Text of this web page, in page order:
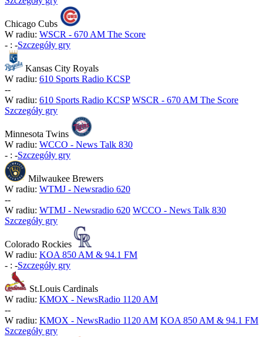
Chicago Cubs
W radiu: WSCR - 670 AM The Score
- : -Szczegóły gry
Kansas City Royals
W radiu: 610 Sports Radio KCSP
--
W radiu: 610 Sports Radio KCSP WSCR - 670 AM The Score
Szczegóły gry
Minnesota Twins
W radiu: WCCO - News Talk 830
- : -Szczegóły gry
Milwaukee Brewers
W radiu: WTMJ - Newsradio 620
--
W radiu: WTMJ - Newsradio 620 WCCO - News Talk 830
Szczegóły gry
Colorado Rockies
W radiu: KOA 850 AM & 94.1 FM
- : -Szczegóły gry
St.Louis Cardinals
W radiu: KMOX - NewsRadio 1120 AM
--
W radiu: KMOX - NewsRadio 1120 AM KOA 850 AM & 94.1 FM
Szczegóły gry